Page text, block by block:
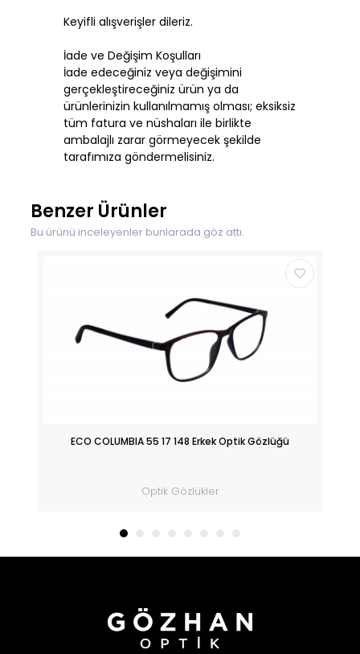
Keyifli alışverişler dileriz.
İade ve Değişim Koşulları
İade edeceğiniz veya değişimini
gerçekleştireceğiniz ürün ya da
ürünlerinizin kullanılmamış olması; eksiksiz
tüm fatura ve nüshaları ile birlikte
ambalajlı zarar görmeyecek şekilde
tarafımıza göndermelisiniz.
Benzer Ürünler
Bu ürünü inceleyenler bunlarada göz attı.
ECO COLUMBIA 55 17 148 Erkek Optik Gözlüğü
Optik Gözlükler